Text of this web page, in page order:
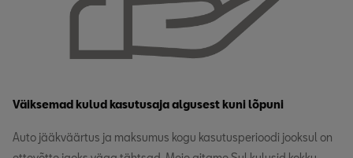
Väiksemad kulud kasutusaja algusest kuni lõpuni
Auto jääkväärtus ja maksumus kogu kasutusperioodi jooksul on